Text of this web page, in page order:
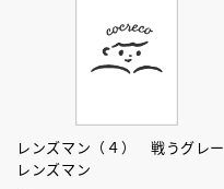
レンズマン（４） 戦うグレー
レンズマン